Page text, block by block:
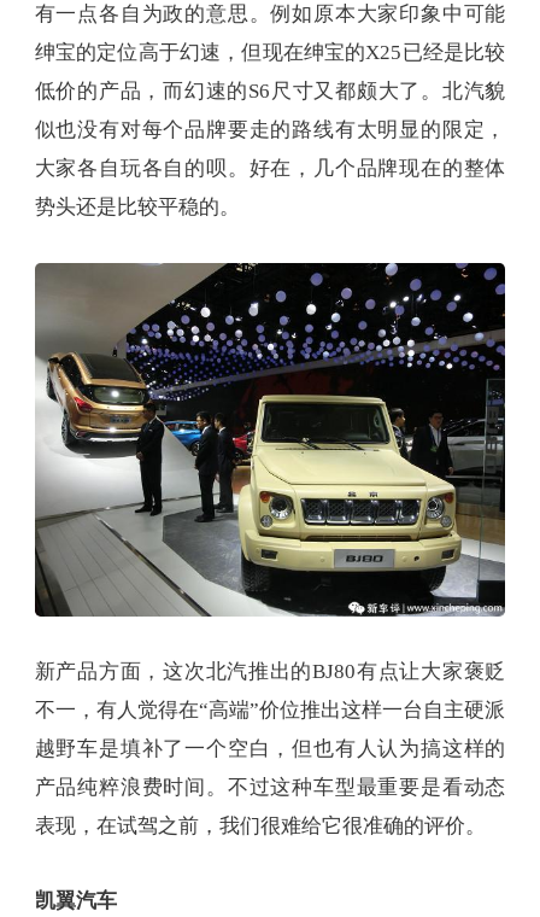
有一点各自为政的意思。例如原本大家印象中可能
绅宝的定位高于幻速，但现在绅宝的X25已经是比较
低价的产品，而幻速的S6尺寸又都颇大了。北汽貌
似也没有对每个品牌要走的路线有太明显的限定，
大家各自玩各自的呗。好在，几个品牌现在的整体
势头还是比较平稳的。
新产品方面，这次北汽推出的BJ80有点让大家褒贬
不一，有人觉得在“高端”价位推出这样一台自主硬派
越野车是填补了一个空白，但也有人认为搞这样的
产品纯粹浪费时间。不过这种车型最重要是看动态
表现，在试驾之前，我们很难给它很准确的评价。
凯翼汽车